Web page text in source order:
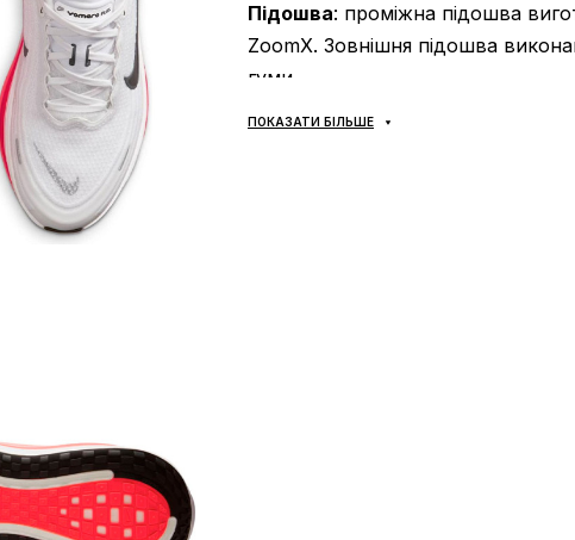
Підошва: проміжна підошва
ZoomX. Зовнішня підошва
гуми
ПОКАЗАТИ БІЛЬШЕ